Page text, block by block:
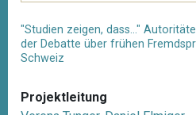
"Studien zeigen, dass…"
der Debatte über frühen
Schweiz
Projektleitung